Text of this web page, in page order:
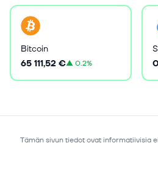
Bitcoin
65 111,52 €▲0.2%
Tämän sivun tiedot ovat informatiivisia